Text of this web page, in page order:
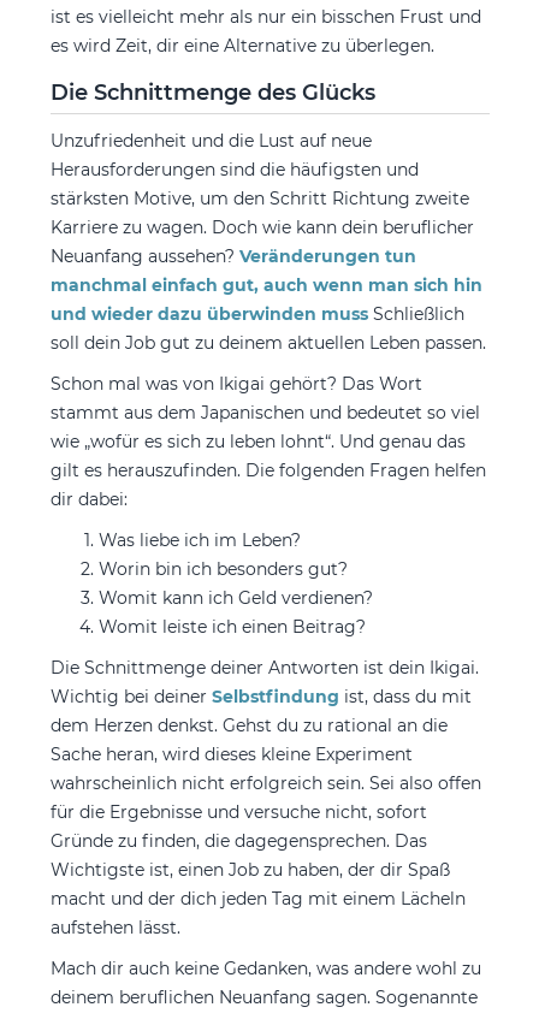
ist es vielleicht mehr als nur ein bisschen Frust und
es wird Zeit, dir eine Alternative zu überlegen.
Die Schnittmenge des Glücks
Unzufriedenheit und die Lust auf neue
Herausforderungen sind die häufigsten und
stärksten Motive, um den Schritt Richtung zweite
Karriere zu wagen. Doch wie kann dein beruflicher
Neuanfang aussehen? Veränderungen tun
manchmal einfach gut, auch wenn man sich hin
und wieder dazu überwinden mussSchließlich
soll dein Job gut zu deinem aktuellen Leben passen.
Schon mal was von Ikigai gehört? Das Wort
stammt aus dem Japanischen und bedeutet so viel
wie „wofür es sich zu leben lohnt“. Und genau das
gilt es herauszufinden. Die folgenden Fragen helfen
dir dabei:
Was liebe ich im Leben?
Worin bin ich besonders gut?
Womit kann ich Geld verdienen?
Womit leiste ich einen Beitrag?
Die Schnittmenge deiner Antworten ist dein Ikigai.
Wichtig bei deiner Selbstfindung ist, dass du mit
dem Herzen denkst. Gehst du zu rational an die
Sache heran, wird dieses kleine Experiment
wahrscheinlich nicht erfolgreich sein. Sei also offen
für die Ergebnisse und versuche nicht, sofort
Gründe zu finden, die dagegensprechen. Das
Wichtigste ist, einen Job zu haben, der dir Spaß
macht und der dich jeden Tag mit einem Lächeln
aufstehen lässt.
Mach dir auch keine Gedanken, was andere wohl zu
deinem beruflichen Neuanfang sagen. Sogenannte